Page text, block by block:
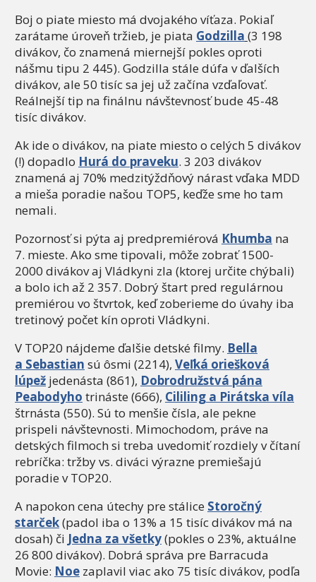
Boj o piate miesto má dvojakého víťaza. Pokiaľ
zarátame úroveň tržieb, je piata Godzilla (3 198
divákov, čo znamená miernejší pokles oproti
nášmu tipu 2 445). Godzilla stále dúfa v ďalších
divákov, ale 50 tisíc sa jej už začína vzďaľovať.
Reálnejší tip na finálnu návštevnosť bude 45-48
tisíc divákov.
Ak ide o divákov, na piate miesto o celých 5 divákov
(!) dopadlo Hurá do praveku. 3 203 divákov
znamená aj 70% medzitýždňový nárast vďaka MDD
a mieša poradie našou TOP5, keďže sme ho tam
nemali.
Pozornosť si pýta aj predpremiérová Khumba na
7. mieste. Ako sme tipovali, môže zobrať 1500-
2000 divákov aj Vládkyni zla (ktorej určite chýbali)
a bolo ich až 2 357. Dobrý štart pred regulárnou
premiérou vo štvrtok, keď zoberieme do úvahy iba
tretinový počet kín oproti Vládkyni.
V TOP20 nájdeme ďalšie detské filmy. Bella
a Sebastian sú ôsmi (2214), Veľká oriešková
lúpež jedenásta (861), Dobrodružstvá pána
Peabodyho trináste (666), Cililing a Pirátska víla
štrnásta (550). Sú to menšie čísla, ale pekne
prispeli návštevnosti. Mimochodom, práve na
detských filmoch si treba uvedomiť rozdiely v čítaní
rebríčka: tržby vs. diváci výrazne premiešajú
poradie v TOP20.
A napokon cena útechy pre stálice Storočný
starček(padol iba o 13% a 15 tisíc divákov má na
dosah) či Jedna za všetky(pokles o 23%, aktuálne
26 800 divákov). Dobrá správa pre Barracuda
Movie: Noe zaplavil viac ako 75 tisíc divákov, podľa